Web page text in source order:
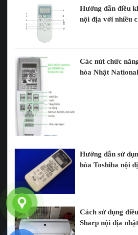
Hướng dẫn điều
nội địa với nhiều
Các nút chức
hòa Nhật National
Hướng dẫn sử
hòa Toshiba nội
Cách sử dụng
Sharp nội địa